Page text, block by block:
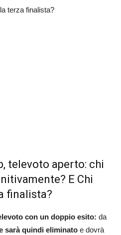
terza finalista?
televoto aperto: chi
E Chi
finalista?
con un doppio esito: da
sarà quindi eliminato e dovrà